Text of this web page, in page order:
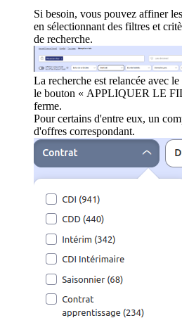
Si besoin, vous pouvez affiner
en sélectionnant des filtres et
de recherche.
La recherche est relancée avec
le bouton « APPLIQUER LE
ferme.
Pour certains d'entre eux, un
d'offres correspondant.